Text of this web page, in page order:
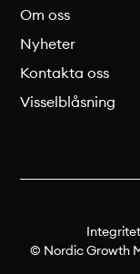
Om oss
Nyheter
Kontakta oss
Visselblåsning
© Nordic Growth